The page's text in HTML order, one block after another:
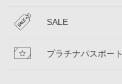
SALE
プラチナパスポート